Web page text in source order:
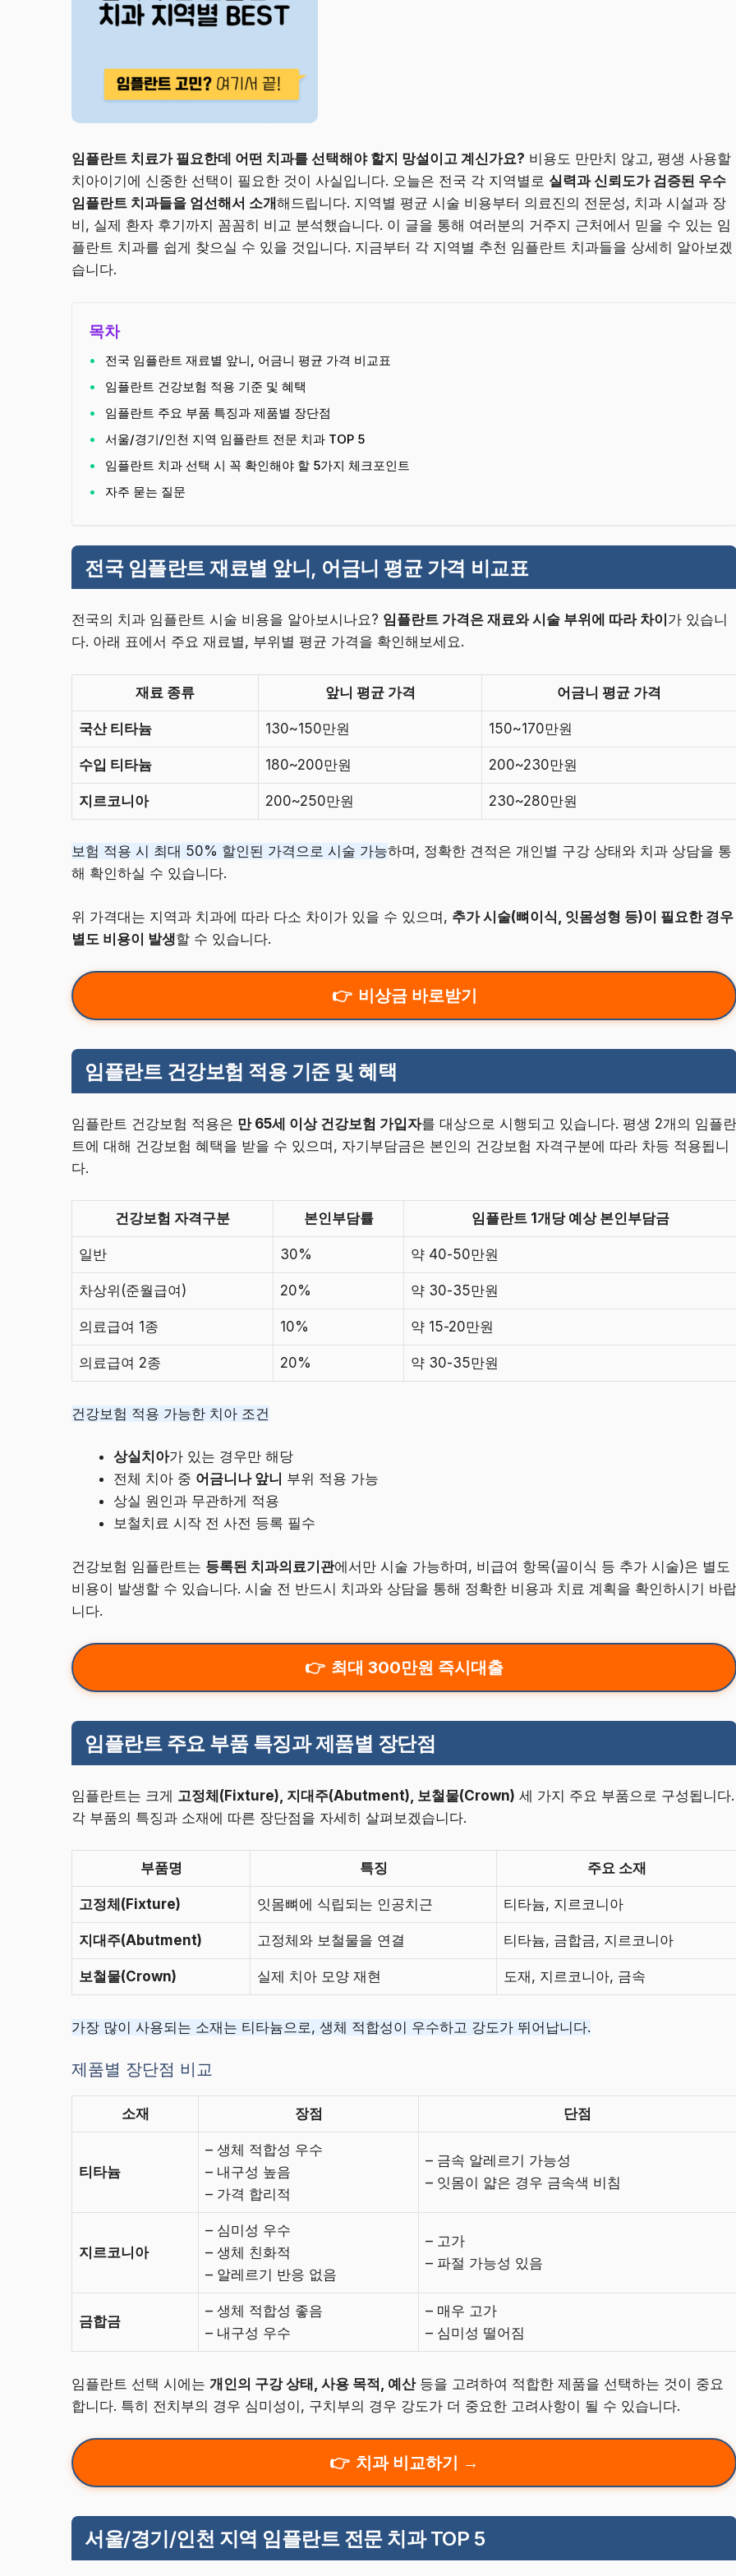
임플란트 치료가 필요한데 어떤 치과를 선택해야 할지 망설이고 계신가요? 비용도 만만치 않고, 평생 사용할
치아이기에 신중한 선택이 필요한 것이 사실입니다. 오늘은 전국 각 지역별로 실력과 신뢰도가 검증된 우수
임플란트 치과들을 엄선해서 소개해드립니다. 지역별 평균 시술 비용부터 의료진의 전문성, 치과 시설과 장
비, 실제 환자 후기까지 꼼꼼히 비교 분석했습니다. 이 글을 통해 여러분의 거주지 근처에서 믿을 수 있는 임
플란트 치과를 쉽게 찾으실 수 있을 것입니다. 지금부터 각 지역별 추천 임플란트 치과들을 상세히 알아보겠
습니다.
목차
전국 임플란트 재료별 앞니, 어금니 평균 가격 비교표
임플란트 건강보험 적용 기준 및 혜택
임플란트 주요 부품 특징과 제품별 장단점
서울/경기/인천 지역 임플란트 전문 치과 TOP 5
임플란트 치과 선택 시 꼭 확인해야 할 5가지 체크포인트
자주 묻는 질문
전국 임플란트 재료별 앞니, 어금니 평균 가격 비교표
전국의 치과 임플란트 시술 비용을 알아보시나요? 임플란트 가격은 재료와 시술 부위에 따라 차이 가 있습니
다. 아래 표에서 주요 재료별, 부위별 평균 가격을 확인해보세요.
재료 종류 앞니 평균 가격 어금니 평균 가격
국산 티타늄 130~150만원 150~170만원
수입 티타늄 180~200만원 200~230만원
지르코니아 200~250만원 230~280만원
보험 적용 시 최대 50% 할인된 가격으로 시술 가능하며, 정확한 견적은 개인별 구강 상태와 치과 상담을 통
해 확인하실 수 있습니다.
위 가격대는 지역과 치과에 따라 다소 차이가 있을 수 있으며, 추가 시술(뼈이식, 잇몸성형 등)이 필요한 경우
별도 비용이 발생할 수 있습니다.
비상금 바로받기
임플란트 건강보험 적용 기준 및 혜택
임플란트 건강보험 적용은 만 65세 이상 건강보험 가입자를 대상으로 시행되고 있습니다. 평생 2개의 임플란
트에 대해 건강보험 혜택을 받을 수 있으며, 자기부담금은 본인의 건강보험 자격구분에 따라 차등 적용됩니
다.
건강보험 자격구분 본인부담률 임플란트 1개당 예상 본인부담금
일반 30% 약 40-50만원
차상위(준월급여) 20% 약 30-35만원
의료급여 1종 10% 약 15-20만원
의료급여 2종 20% 약 30-35만원
건강보험 적용 가능한 치아 조건
상실치아가 있는 경우만 해당
전체 치아 중 어금니나 앞니 부위 적용 가능
상실 원인과 무관하게 적용
보철치료 시작 전 사전 등록 필수
건강보험 임플란트는 등록된 치과의료기관에서만 시술 가능하며, 비급여 항목(골이식 등 추가 시술)은 별도
비용이 발생할 수 있습니다. 시술 전 반드시 치과와 상담을 통해 정확한 비용과 치료 계획을 확인하시기 바랍
니다.
최대 300만원 즉시대출
임플란트 주요 부품 특징과 제품별 장단점
임플란트는 크게 고정체(Fixture), 지대주(Abutment), 보철물(Crown) 세 가지 주요 부품으로 구성됩니다.
각 부품의 특징과 소재에 따른 장단점을 자세히 살펴보겠습니다.
부품명 특징 주요 소재
고정체(Fixture) 잇몸뼈에 식립되는 인공치근 티타늄, 지르코니아
지대주(Abutment) 고정체와 보철물을 연결 티타늄, 금합금, 지르코니아
보철물(Crown) 실제 치아 모양 재현 도재, 지르코니아, 금속
가장 많이 사용되는 소재는 티타늄으로, 생체 적합성이 우수하고 강도가 뛰어납니다.
제품별 장단점 비교
소재 장점 단점
티타늄
– 생체 적합성 우수
– 내구성 높음
– 가격 합리적
– 금속 알레르기 가능성
– 잇몸이 얇은 경우 금속색 비침
지르코니아
– 심미성 우수
– 생체 친화적
– 알레르기 반응 없음
– 고가
– 파절 가능성 있음
금합금
– 생체 적합성 좋음
– 내구성 우수
– 매우 고가
– 심미성 떨어짐
임플란트 선택 시에는 개인의 구강 상태, 사용 목적, 예산등을 고려하여 적합한 제품을 선택하는 것이 중요
합니다. 특히 전치부의 경우 심미성이, 구치부의 경우 강도가 더 중요한 고려사항이 될 수 있습니다.
치과 비교하기 →
서울/경기/인천 지역 임플란트 전문 치과 TOP 5